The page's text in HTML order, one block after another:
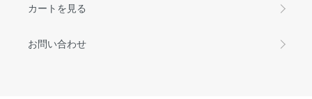
カートを見る
お問い合わせ